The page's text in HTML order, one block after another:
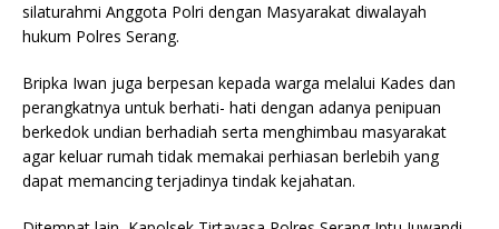
silaturahmi Anggota Polri dengan Masyarakat diwalayah
hukum Polres Serang.
Bripka Iwan juga berpesan kepada warga melalui Kades dan
perangkatnya untuk berhati- hati dengan adanya penipuan
berkedok undian berhadiah serta menghimbau masyarakat
agar keluar rumah tidak memakai perhiasan berlebih yang
dapat memancing terjadinya tindak kejahatan.